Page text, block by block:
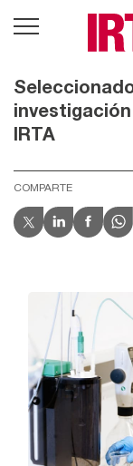
IRTA
COMPARTE